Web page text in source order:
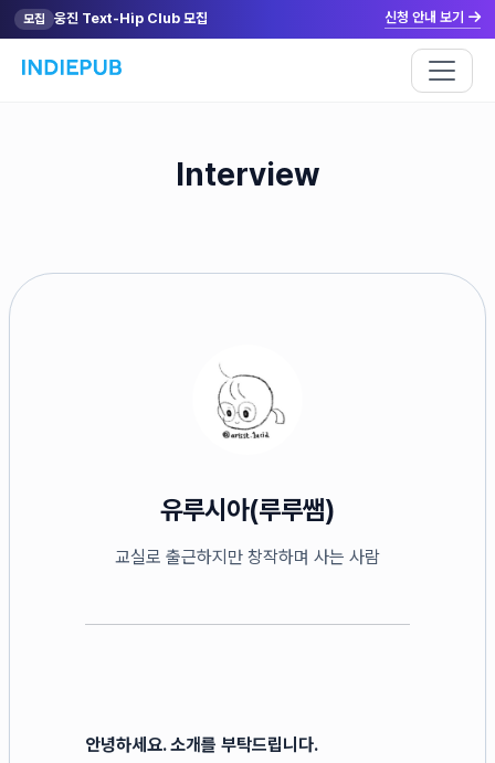
모집 웅진 Text-Hip Club 모집 신청 안내 보기
Interview
유루시아(루루쌤)
교실로 출근하지만 창작하며 사는 사람
안녕하세요. 소개를 부탁드립니다.